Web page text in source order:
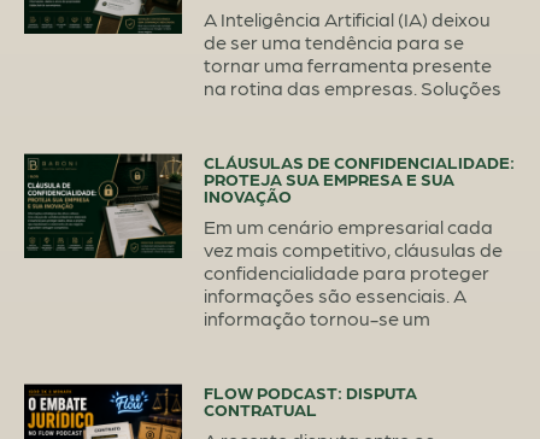
A Inteligência Artificial (IA) deixou
de ser uma tendência para se
tornar uma ferramenta presente
na rotina das empresas. Soluções
CLÁUSULAS DE CONFIDENCIALIDADE:
PROTEJA SUA EMPRESA E SUA
INOVAÇÃO
Em um cenário empresarial cada
vez mais competitivo, cláusulas de
confidencialidade para proteger
informações são essenciais. A
informação tornou-se um
FLOW PODCAST: DISPUTA
CONTRATUAL